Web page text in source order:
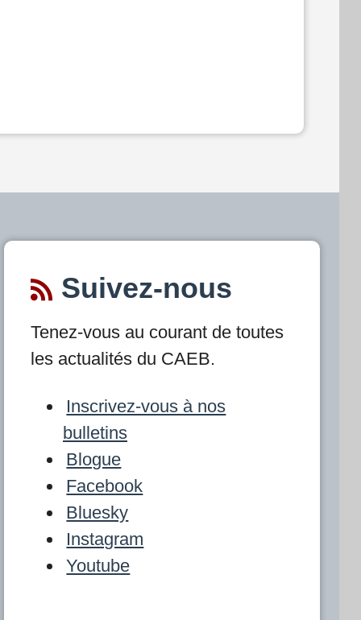
Suivez-nous
Tenez-vous au courant de toutes
les actualités du CAEB.
Inscrivez-vous à nos
bulletins
Blogue
Facebook
Bluesky
Instagram
Youtube